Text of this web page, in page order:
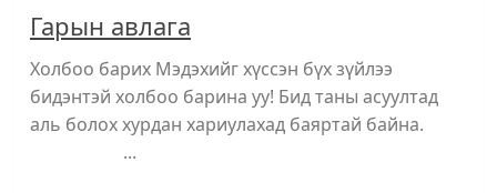
Гарын авлага
Холбоо барих Мэдэхийг хүссэн бүх зүйлээ
бидэнтэй холбоо барина уу! Бид таны асуултад
аль болох хурдан хариулахад баяртай байна.
...